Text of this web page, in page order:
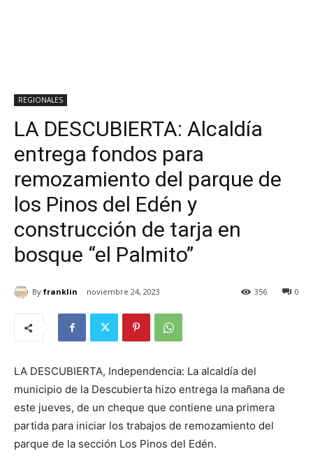
REGIONALES
LA DESCUBIERTA: Alcaldía
entrega fondos para
remozamiento del parque de
los Pinos del Edén y
construcción de tarja en
bosque “el Palmito”
By franklin noviembre 24, 2023 0
356
LA DESCUBIERTA, Independencia: La alcaldía del
municipio de la Descubierta hizo entrega la mañana de
este jueves, de un cheque que contiene una primera
partida para iniciar los trabajos de remozamiento del
parque de la sección Los Pinos del Edén.